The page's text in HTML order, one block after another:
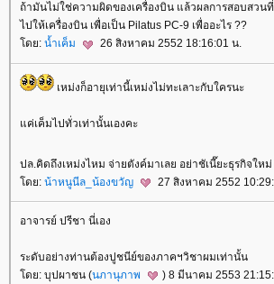
ถ้ามันไม่ใช่ความผิดของเครื่องบิน แล้วผลการสอบสวน
ไปให้เครื่องบิน เพื่อเป็น Pilatus PC-9 เพื่ออะไร ??
ดย: น้ำเค็ม 26 สิงหาคม 2552 18:16:01 น.
เหม่งก็อายุเท่านี้เหม่งไม่ทะเลาะกับใครนะ
ค่เค็มไปทั่วเท่านั้นเองคะ
ปล.คิดถึงเหม่งไหม จ่ายตังค์มาเลย อย่าชัเนี๊ยะธุรกิจใหม่
ดย: น้าหนูนีล_น้องขวัญ 27 สิงหาคม 2552
อาจารย์ ปรีชา นี่เอง
ระดับอย่างท่านต้องปูชนีย์ของภาคฯวิชาผมเท่านั้น
ดย: บุปผาชน (นภานุภาพ ) 8 มีนาคม 2553